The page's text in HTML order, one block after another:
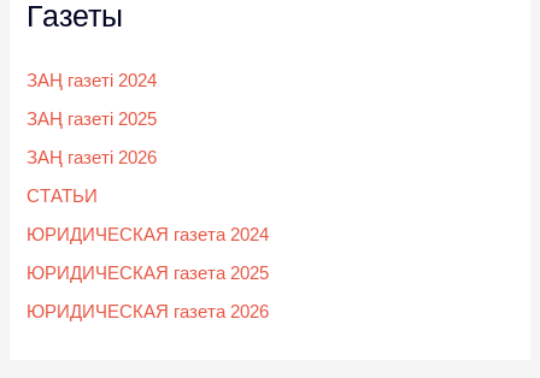
Газеты
ЗАҢ газеті 2024
ЗАҢ газеті 2025
ЗАҢ газеті 2026
СТАТЬИ
ЮРИДИЧЕСКАЯ газета 2024
ЮРИДИЧЕСКАЯ газета 2025
ЮРИДИЧЕСКАЯ газета 2026